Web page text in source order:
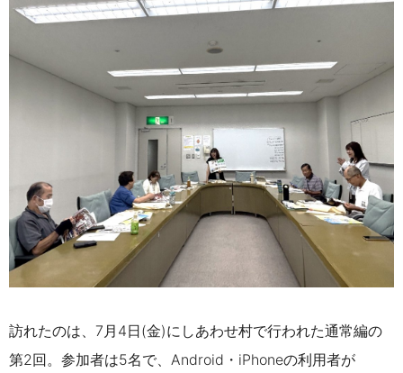
訪れたのは、7月4日(金)にしあわせ村で行われた通常編の
第2回。参加者は5名で、Android・iPhoneの利用者が